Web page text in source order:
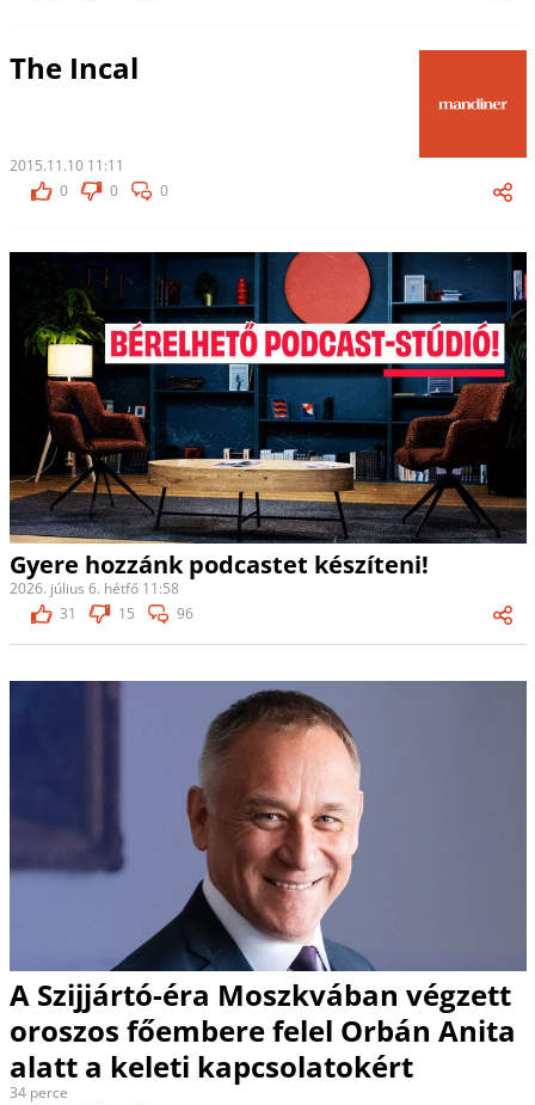
The Incal
2015.11.10 11:11
0
0 0
Gyere hozzánk podcastet készíteni!
2026. július 6. hétfő 11:58
31
15 96
A Szijjártó-éra Moszkvában végzett
oroszos főembere felel Orbán Anita
alatt a keleti kapcsolatokért
34 perce